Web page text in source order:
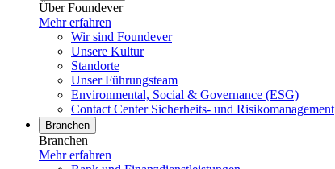
Über Foundever
Mehr erfahren
Wir sind Foundever
Unsere Kultur
Standorte
Unser Führungsteam
Environmental, Social & Governance (ESG)
Contact Center Sicherheits- und Risikomanagement
Branchen
Branchen
Mehr erfahren